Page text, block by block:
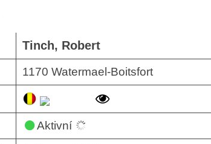
Tinch, Robert
1170 Watermael-Boitsfort
Aktivní